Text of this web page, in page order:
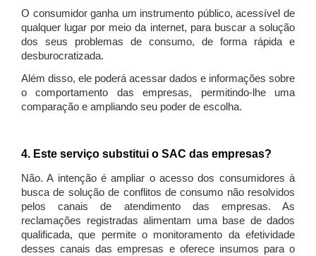
O consumidor ganha um instrumento público, acessível de
qualquer lugar por meio da internet, para buscar a solução
dos seus problemas de consumo, de forma rápida e
desburocratizada.
Além disso, ele poderá acessar dados e informações sobre
o comportamento das empresas, permitindo-lhe uma
comparação e ampliando seu poder de escolha.
4. Este serviço substitui o SAC das empresas?
Não. A intenção é ampliar o acesso dos consumidores à
busca de solução de conflitos de consumo não resolvidos
pelos canais de atendimento das empresas. As
reclamações registradas alimentam uma base de dados
qualificada, que permite o monitoramento da efetividade
desses canais das empresas e oferece insumos para o